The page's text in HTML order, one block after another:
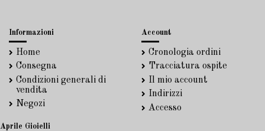
Informazioni
Home
Consegna
Condizioni generali di
vendita
Negozi
Account
Cronologia ordini
Tracciatura ospite
Il mio account
Indirizzi
Accesso
Aprile Gioielli